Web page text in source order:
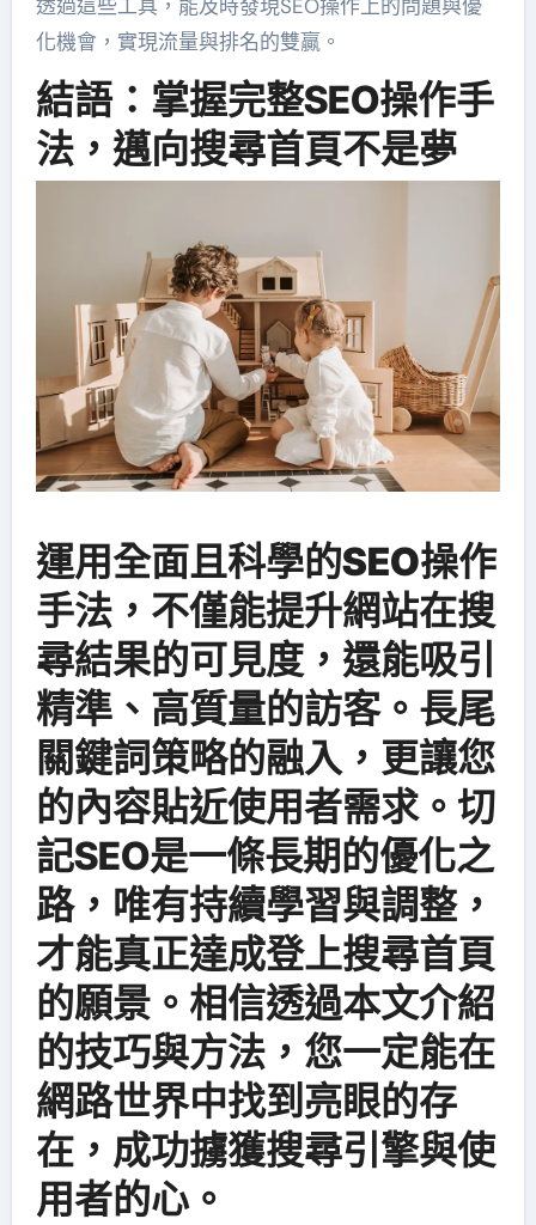
透過這些工具，能及時發現SEO操作上的問題與優
化機會，實現流量與排名的雙贏。
結語：掌握完整SEO操作手
法，邁向搜尋首頁不是夢
運用全面且科學的SEO操作
手法，不僅能提升網站在搜
尋結果的可見度，還能吸引
精準、高質量的訪客。長尾
關鍵詞策略的融入，更讓您
的內容貼近使用者需求。切
記SEO是一條長期的優化之
路，唯有持續學習與調整，
才能真正達成登上搜尋首頁
的願景。相信透過本文介紹
的技巧與方法，您一定能在
網路世界中找到亮眼的存
在，成功擄獲搜尋引擎與使
用者的心。